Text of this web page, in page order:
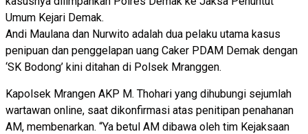
Umum Kejari Demak.
Andi Maulana dan Nurwito adalah dua pelaku utama kasus
penipuan dan penggelapan uang Caker PDAM Demak dengan
‘SK Bodong’ kini ditahan di Polsek Mranggen.
Kapolsek Mrangen AKP M. Thohari yang dihubungi sejumlah
wartawan online, saat dikonfirmasi atas penitipan penahanan
AM, membenarkan. “Ya betul AM dibawa oleh tim Kejaksaan